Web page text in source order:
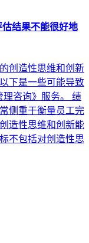
结果不能很好地
创造性思维和创新
下是一些可能导致
理咨询》服务。 绩
侧重于衡量员工完
造性思维和创新能
不包括对创造性思